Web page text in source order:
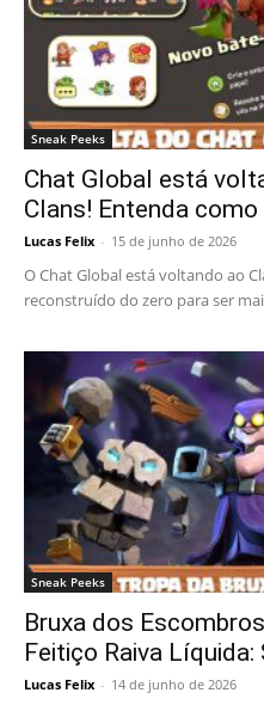
Sneak Peeks
Chat Global está
Clans! Entenda como
Lucas Felix - 15 de junho de 2026
O Chat Global está voltando ao
reconstruído do zero para ser
Sneak Peeks
Bruxa dos
Feitiço Raiva Líquida:
Lucas Felix - 14 de junho de 2026